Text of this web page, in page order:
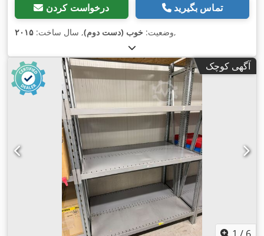
درخواست کردن تماس بگیرید
وضعیت: خوب (دست دوم), سال ساخت: ۲۰۱۵ ,
آگهی کوچک